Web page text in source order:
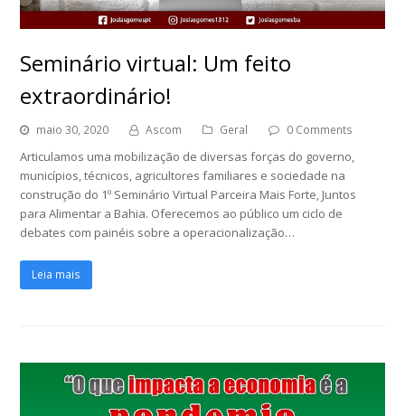
Seminário virtual: Um feito
extraordinário!
maio 30, 2020 Ascom Geral 0 Comments
Articulamos uma mobilização de diversas forças do governo,
municípios, técnicos, agricultores familiares e sociedade na
construção do 1º Seminário Virtual Parceira Mais Forte, Juntos
para Alimentar a Bahia. Oferecemos ao público um ciclo de
debates com painéis sobre a operacionalização…
Leia mais